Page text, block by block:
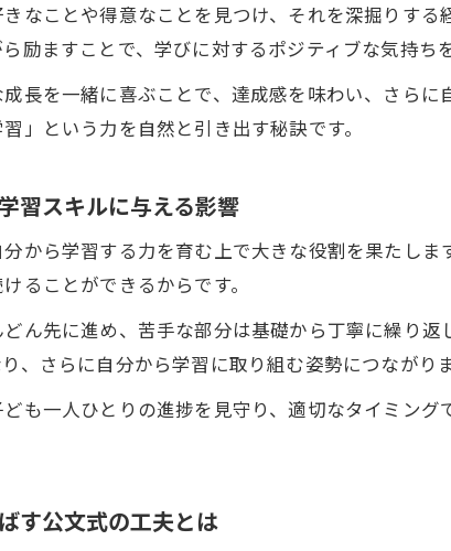
公文式で小学生の自分か
小学生が自分から学習す
小学生が自分から学習す
公文式が小学生の自立学
自分から学習する子ども
小学生の自発学習を促す
なことや得意なことを見つけ、それを深掘りす
励ますことで、学びに対するポジティブな気持ち
長を一緒に喜ぶことで、達成感を味わい、さら
」という力を自然と引き出す秘訣です。
習スキルに与える影響
から学習する力を育む上で大きな役割を果たし
ることができるからです。
ん先に進め、苦手な部分は基礎から丁寧に繰り
、さらに自分から学習に取り組む姿勢につながりま
も一人ひとりの進捗を見守り、適切なタイミン
す公文式の工夫とは